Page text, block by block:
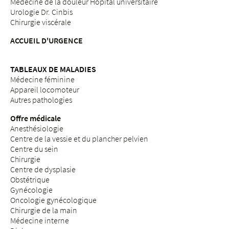
Urologie Dr. Cinbis
Chirurgie viscérale
ACCUEIL D'URGENCE
TABLEAUX DE MALADIES
Médecine féminine
Appareil locomoteur
Autres pathologies
Offre médicale
Anesthésiologie
Centre de la vessie et du plancher pelvien
Centre du sein
Chirurgie
Centre de dysplasie
Obstétrique
Gynécologie
Oncologie gynécologique
Chirurgie de la main
Médecine interne